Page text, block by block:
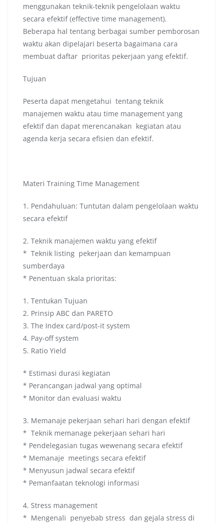
menggunakan teknik-teknik pengelolaan waktu
secara efektif (effective time management).
Beberapa hal tentang berbagai sumber pemborosan
waktu akan dipelajari beserta bagaimana cara
membuat daftar prioritas pekerjaan yang efektif.
Tujuan
Peserta dapat mengetahui tentang teknik
manajemen waktu atau time management yang
efektif dan dapat merencanakan kegiatan atau
agenda kerja secara efisien dan efektif.
Materi Training Time Management
1. Pendahuluan: Tuntutan dalam pengelolaan waktu
secara efektif
2. Teknik manajemen waktu yang efektif
* Teknik listing pekerjaan dan kemampuan
sumberdaya
* Penentuan skala prioritas:
1. Tentukan Tujuan
2. Prinsip ABC dan PARETO
3. The Index card/post-it system
4. Pay-off system
5. Ratio Yield
* Estimasi durasi kegiatan
* Perancangan jadwal yang optimal
* Monitor dan evaluasi waktu
3. Memanaje pekerjaan sehari hari dengan efektif
* Teknik memanage pekerjaan sehari hari
* Pendelegasian tugas wewenang secara efektif
* Memanaje meetings secara efektif
* Menyusun jadwal secara efektif
* Pemanfaatan teknologi informasi
4. Stress management
* Mengenali penyebab stress dan gejala stress di